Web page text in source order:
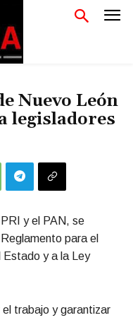
Nuevo León
legisladores
y el PAN, se
para el
Estado y a la Ley
trabajo y garantizar